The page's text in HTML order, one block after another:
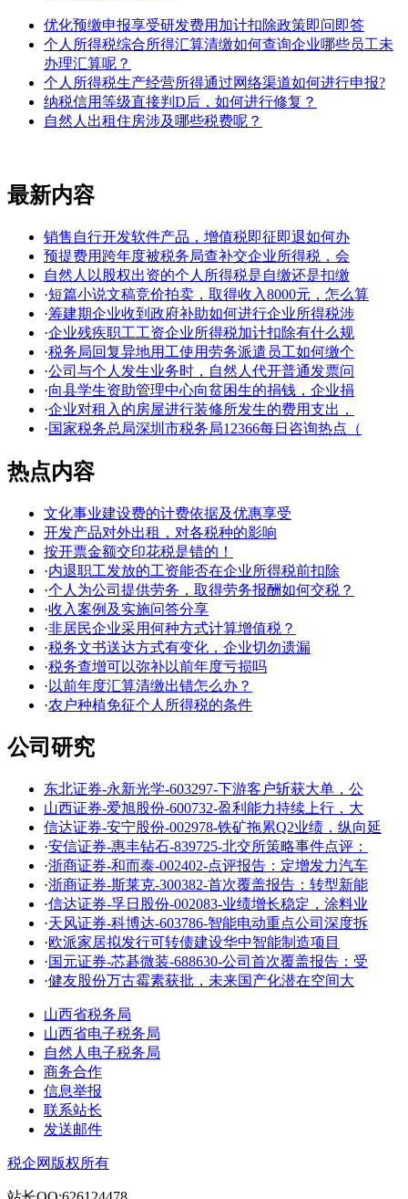
优化预缴申报享受研发费用加计扣除政策即问即答
个人所得税综合所得汇算清缴如何查询企业哪些员工未
办理汇算呢？
个人所得税生产经营所得通过网络渠道如何进行申报?
纳税信用等级直接判D后，如何进行修复？
自然人出租住房涉及哪些税费呢？
最新内容
销售自行开发软件产品，增值税即征即退如何办
预提费用跨年度被税务局查补交企业所得税，会
自然人以股权出资的个人所得税是自缴还是扣缴
·短篇小说文稿竞价拍卖，取得收入8000元，怎么算
·筹建期企业收到政府补助如何进行企业所得税涉
·企业残疾职工工资企业所得税加计扣除有什么规
·税务局回复异地用工使用劳务派遣员工如何缴个
·公司与个人发生业务时，自然人代开普通发票问
·向县学生资助管理中心向贫困生的捐钱，企业捐
·企业对租入的房屋进行装修所发生的费用支出，
·国家税务总局深圳市税务局12366每日咨询热点（
热点内容
文化事业建设费的计费依据及优惠享受
开发产品对外出租，对各税种的影响
按开票金额交印花税是错的！
·内退职工发放的工资能否在企业所得税前扣除
·个人为公司提供劳务，取得劳务报酬如何交税？
·收入案例及实施问答分享
·非居民企业采用何种方式计算增值税？
·税务文书送达方式有变化，企业切勿遗漏
·税务查增可以弥补以前年度亏损吗
· 以前年度汇算清缴出错怎么办？
·农户种植免征个人所得税的条件
公司研究
东北证券-永新光学-603297-下游客户斩获大单，公
山西证券-爱旭股份-600732-盈利能力持续上行，大
信达证券-安宁股份-002978-铁矿拖累Q2业绩，纵向延
·安信证券-惠丰钻石-839725-北交所策略事件点评：
·浙商证券-和而泰-002402-点评报告：定增发力汽车
·浙商证券-斯莱克-300382-首次覆盖报告：转型新能
·信达证券-孚日股份-002083-业绩增长稳定，涂料业
·天风证券-科博达-603786-智能电动重点公司深度拆
·欧派家居拟发行可转债建设华中智能制造项目
·国元证券-芯碁微装-688630-公司首次覆盖报告：受
·健友股份万古霉素获批，未来国产化潜在空间大
山西省税务局
山西省电子税务局
自然人电子税务局
商务合作
信息举报
联系站长
发送邮件
税企网版权所有